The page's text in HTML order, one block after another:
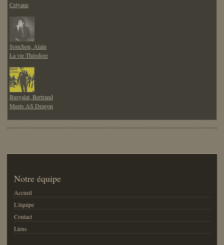
Celyane
Souchon, Alain
La vie Théodore
Burgalat, Bertrand
Meets AS Dragon
Notre équipe
Accueil
L'équipe
Contact
Liens